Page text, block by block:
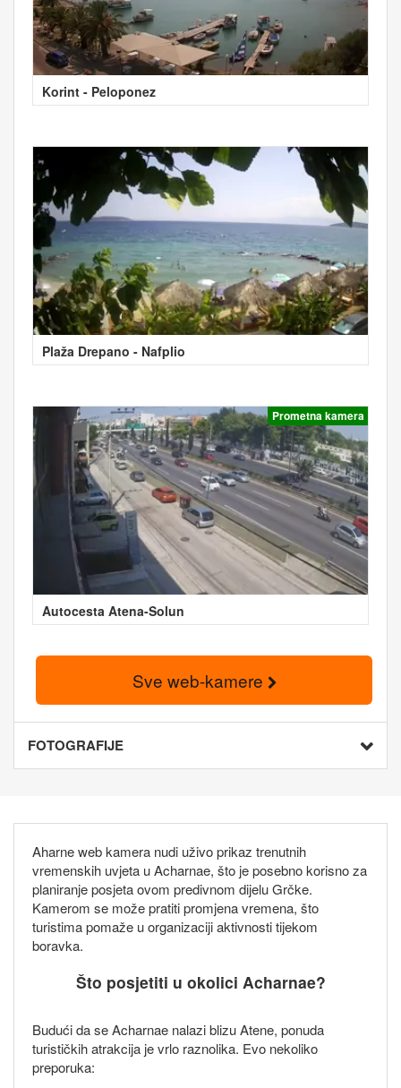
Korint - Peloponez
Plaža Drepano - Nafplio
Prometna kamera
Autocesta Atena-Solun
Sve web-kamere
FOTOGRAFIJE
Aharne web kamera nudi uživo prikaz trenutnih
vremenskih uvjeta u Acharnae, što je posebno korisno za
planiranje posjeta ovom predivnom dijelu Grčke.
Kamerom se može pratiti promjena vremena, što
turistima pomaže u organizaciji aktivnosti tijekom
boravka.
Što posjetiti u okolici Acharnae?
Budući da se Acharnae nalazi blizu Atene, ponuda
turističkih atrakcija je vrlo raznolika. Evo nekoliko
preporuka: